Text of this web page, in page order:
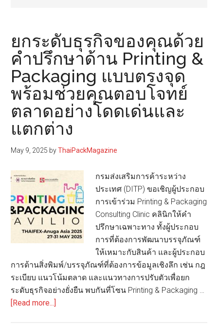
ยกระดับธุรกิจของคุณด้วย
คำปรึกษาด้าน Printing &
Packaging แบบตรงจุด
พร้อมช่วยคุณตอบโจทย์
ตลาดอย่างโดดเด่นและ
แตกต่าง
May 9, 2025 byThaiPackMagazine
กรมส่งเสริมการค้าระหว่าง
ประเทศ (DITP) ขอเชิญผู้ประกอบ
การเข้าร่วม Printing & Packaging
Consulting Clinic คลินิกให้คำ
ปรึกษาเฉพาะทาง ทั้งผู้ประกอบ
การที่ต้องการพัฒนาบรรจุภัณฑ์
ให้เหมาะกับสินค้า และผู้ประกอบ
การด้านสิ่งพิมพ์/บรรจุภัณฑ์ที่ต้องการข้อมูลเชิงลึก เช่น กฎ
ระเบียบ แนวโน้มตลาด และแนวทางการปรับตัวเพื่อยก
ระดับธุรกิจอย่างยั่งยืน พบกันที่โซน Printing & Packaging …
[Read more...]